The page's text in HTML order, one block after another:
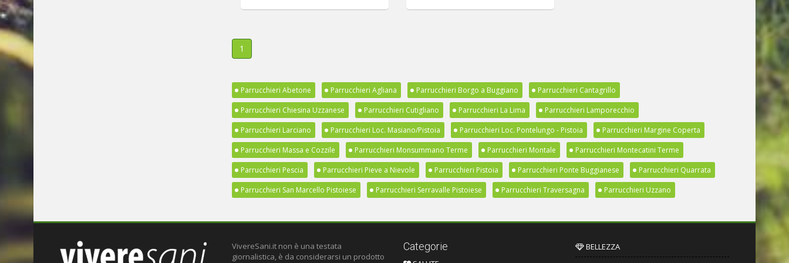
1
Parrucchieri Abetone Parrucchieri Agliana Parrucchieri Borgo a Buggiano
Parrucchieri Cantagrillo
Parrucchieri Chiesina Uzzanese
Parrucchieri Cutigliano Parrucchieri La Lima
Parrucchieri Lamporecchio
Parrucchieri Larciano
Parrucchieri Loc. Masiano/Pistoia Parrucchieri Loc. Pontelungo - Pistoia
Parrucchieri Margine Coperta
Parrucchieri Massa e Cozzile
Parrucchieri Monsummano Terme Parrucchieri Montale
Parrucchieri Montecatini Terme
Parrucchieri Pescia
Parrucchieri Pieve a Nievole Parrucchieri Pistoia Parrucchieri Ponte Buggianese
Parrucchieri Quarrata
Parrucchieri San Marcello Pistoiese
Parrucchieri Serravalle Pistoiese Parrucchieri Traversagna Parrucchieri Uzzano
VivereSani.it non è una testata
giornalistica, è da considerarsi un prodotto
Categorie
BELLEZZA